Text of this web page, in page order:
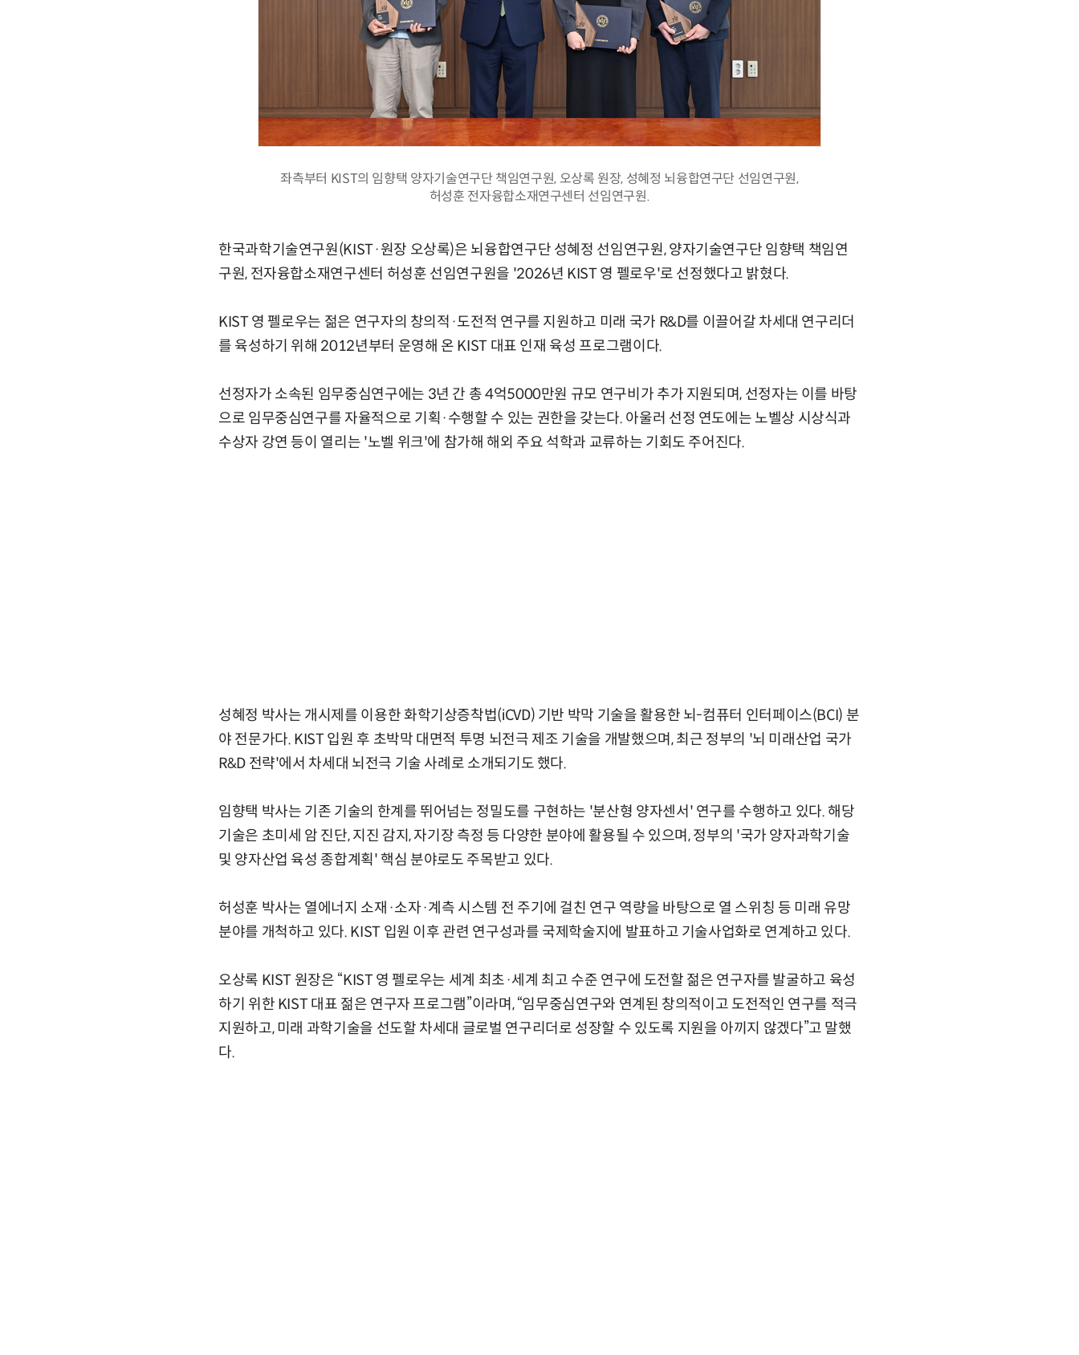
좌측부터 KIST의 임향택 양자기술연구단 책임연구원, 오상록 원장, 성혜정 뇌융합연구단 선임연구원,
허성훈 전자융합소재연구센터 선임연구원.
한국과학기술연구원(KIST·원장 오상록)은 뇌융합연구단 성혜정 선임연구원, 양자기술연구단 임향택 책임연
구원, 전자융합소재연구센터 허성훈 선임연구원을 '2026년 KIST 영 펠로우'로 선정했다고 밝혔다.
KIST 영 펠로우는 젊은 연구자의 창의적·도전적 연구를 지원하고 미래 국가 R&D를 이끌어갈 차세대 연구리더
를 육성하기 위해 2012년부터 운영해 온 KIST 대표 인재 육성 프로그램이다.
선정자가 소속된 임무중심연구에는 3년 간 총 4억5000만원 규모 연구비가 추가 지원되며, 선정자는 이를 바탕
으로 임무중심연구를 자율적으로 기획·수행할 수 있는 권한을 갖는다. 아울러 선정 연도에는 노벨상 시상식과
수상자 강연 등이 열리는 '노벨 위크'에 참가해 해외 주요 석학과 교류하는 기회도 주어진다.
성혜정 박사는 개시제를 이용한 화학기상증착법(iCVD) 기반 박막 기술을 활용한 뇌-컴퓨터 인터페이스(BCI) 분
야 전문가다. KIST 입원 후 초박막 대면적 투명 뇌전극 제조 기술을 개발했으며, 최근 정부의 '뇌 미래산업 국가
R&D 전략'에서 차세대 뇌전극 기술 사례로 소개되기도 했다.
임향택 박사는 기존 기술의 한계를 뛰어넘는 정밀도를 구현하는 '분산형 양자센서' 연구를 수행하고 있다. 해당
기술은 초미세 암 진단, 지진 감지, 자기장 측정 등 다양한 분야에 활용될 수 있으며, 정부의 '국가 양자과학기술
및 양자산업 육성 종합계획' 핵심 분야로도 주목받고 있다.
허성훈 박사는 열에너지 소재·소자·계측 시스템 전 주기에 걸친 연구 역량을 바탕으로 열 스위칭 등 미래 유망
분야를 개척하고 있다. KIST 입원 이후 관련 연구성과를 국제학술지에 발표하고 기술사업화로 연계하고 있다.
오상록 KIST 원장은 “KIST 영 펠로우는 세계 최초·세계 최고 수준 연구에 도전할 젊은 연구자를 발굴하고 육성
하기 위한 KIST 대표 젊은 연구자 프로그램”이라며, “임무중심연구와 연계된 창의적이고 도전적인 연구를 적극
지원하고, 미래 과학기술을 선도할 차세대 글로벌 연구리더로 성장할 수 있도록 지원을 아끼지 않겠다”고 말했
다.